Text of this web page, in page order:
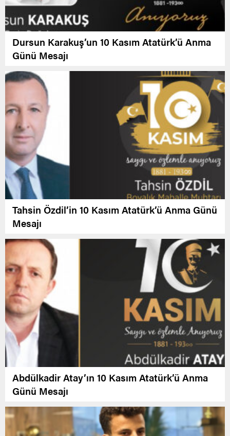
Dursun Karakuş’un 10 Kasım Atatürk’ü Anma
Günü Mesajı
Tahsin Özdil’in 10 Kasım Atatürk’ü Anma Günü
Mesajı
Abdülkadir Atay’ın 10 Kasım Atatürk’ü Anma
Günü Mesajı